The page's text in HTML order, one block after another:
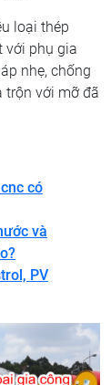
loại thép
với phụ gia
nhẹ, chống
trộn với mỡ đã
có
và
PV